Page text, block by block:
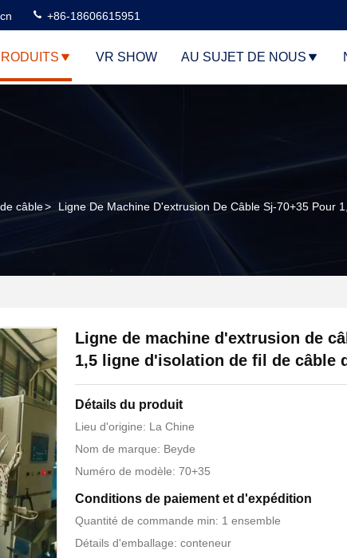
+86-18606615951
VR SHOW AU SUJET DE NOUS
câble> Ligne De Machine D'extrusion De Câble Sj-70+35 Pour
Ligne de machine d'extrusion de
1,5 ligne d'isolation de fil de câble
Détails du produit
Lieu d'origine: La Chine
Nom de marque: Beyde
Numéro de modèle: 70+35
Conditions de paiement et d'expédition
Quantité de commande min: 1 ensemble
Détails d'emballage: conteneur